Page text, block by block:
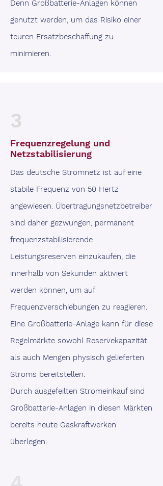
Denn Großbatterie-Anlagen können
genutzt werden, um das Risiko einer
teuren Ersatzbeschaffung zu
minimieren.
3
Frequenzregelung und
Netzstabilisierung
Das deutsche Stromnetz ist auf eine
stabile Frequenz von 50 Hertz
angewiesen. Übertragungsnetzbetreiber
sind daher gezwungen, permanent
frequenzstabilisierende
Leistungsreserven einzukaufen, die
innerhalb von Sekunden aktiviert
werden können, um auf
Frequenzverschiebungen zu reagieren.
Eine Großbatterie-Anlage kann für diese
Regelmärkte sowohl Reservekapazität
als auch Mengen physisch gelieferten
Stroms bereitstellen.
Durch ausgefeilten Stromeinkauf sind
Großbatterie-Anlagen in diesen Märkten
bereits heute Gaskraftwerken
überlegen.